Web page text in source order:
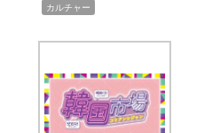
カルチャー